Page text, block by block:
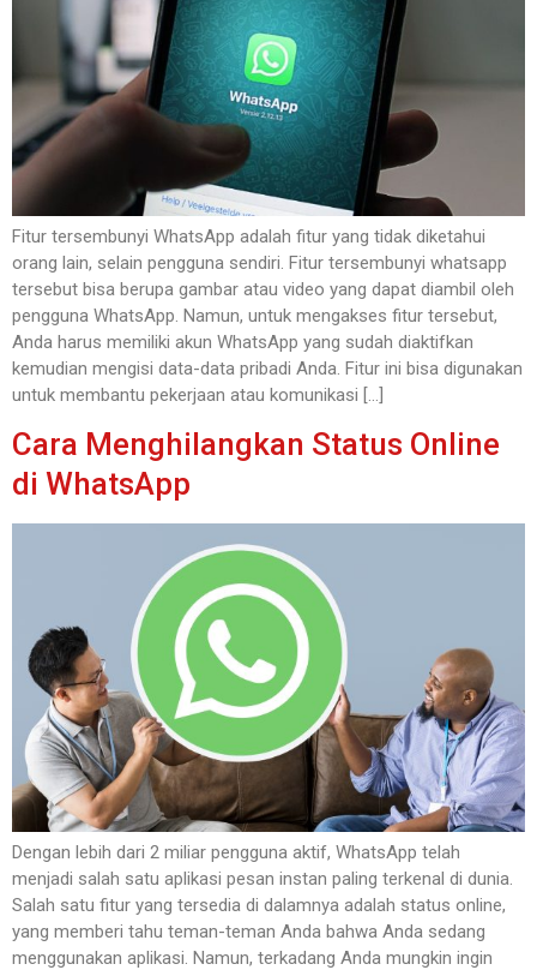
Fitur tersembunyi WhatsApp adalah fitur yang tidak diketahui
orang lain, selain pengguna sendiri. Fitur tersembunyi whatsapp
tersebut bisa berupa gambar atau video yang dapat diambil oleh
pengguna WhatsApp. Namun, untuk mengakses fitur tersebut,
Anda harus memiliki akun WhatsApp yang sudah diaktifkan
kemudian mengisi data-data pribadi Anda. Fitur ini bisa digunakan
untuk membantu pekerjaan atau komunikasi […]
Cara Menghilangkan Status Online
di WhatsApp
Dengan lebih dari 2 miliar pengguna aktif, WhatsApp telah
menjadi salah satu aplikasi pesan instan paling terkenal di dunia.
Salah satu fitur yang tersedia di dalamnya adalah status online,
yang memberi tahu teman-teman Anda bahwa Anda sedang
menggunakan aplikasi. Namun, terkadang Anda mungkin ingin